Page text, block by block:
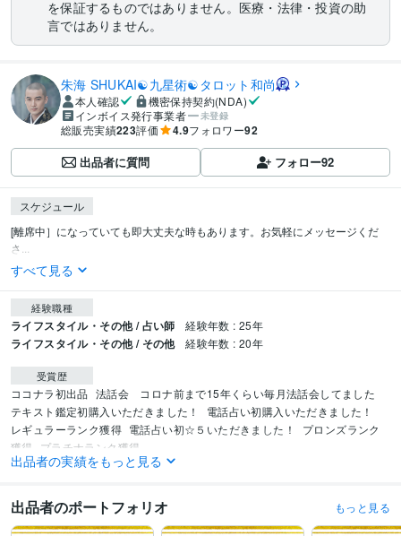
を保証するものではありません。医療・法律・投資の助
言ではありません。
朱海 SHUKAI☯九星術☯タロット和尚
本人確認
機密保持契約(NDA)
インボイス発行事業者
未登録
総販売実績223評価 4.9フォロワー92
出品者に質問 フォロー92
スケジュール
[離席中］になっていても即大丈夫な時もあります。お気軽にメッセージくだ
さ...
すべて見る
経験職種
ライフスタイル・その他 / 占い師 経験年数 : 25年
ライフスタイル・その他 / その他 経験年数 : 20年
受賞歴
ココナラ初出品 法話会　コロナ前まで15年くらい毎月法話会してました
テキスト鑑定初購入いただきました！
電話占い初購入いただきました！
レギュラーランク獲得 電話占い初☆５いただきました！
プロンズランク
獲得
プラチナランク獲得
真言密教:26年
巡礼先達:10年
出品者の実績をもっと見る
出品者のポートフォリオ もっと見る